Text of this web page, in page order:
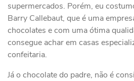
supermercados. Porém, eu
Barry Callebaut, que é uma
chocolates e com uma ótima
consegue achar em casas
confeitaria.
Já o chocolate do padre, não é